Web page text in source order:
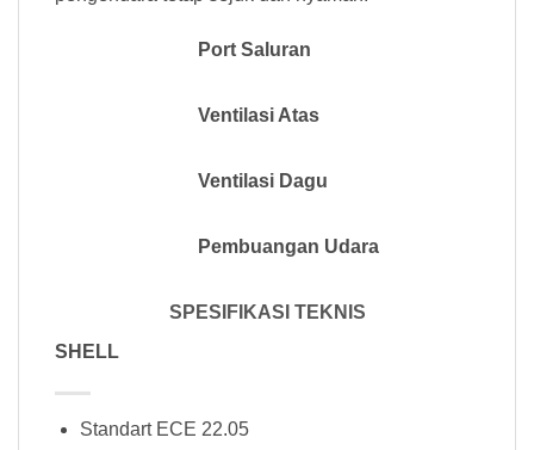
Port Saluran
Ventilasi Atas
Ventilasi Dagu
Pembuangan Udara
SPESIFIKASI TEKNIS
SHELL
Standart ECE 22.05